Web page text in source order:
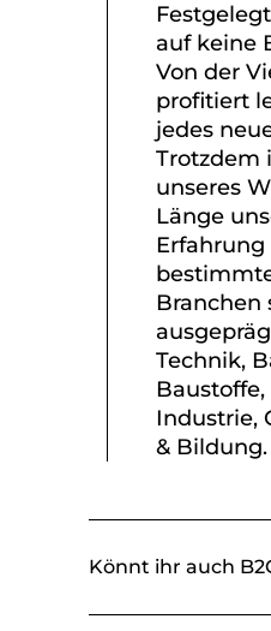
auf keine
Von der
profitiert
jedes
Trotzdem
unseres
Länge
Erfahrung
Branchen
Technik,
Baustoffe,
Industrie,
& Bildung.
Könnt ihr auch